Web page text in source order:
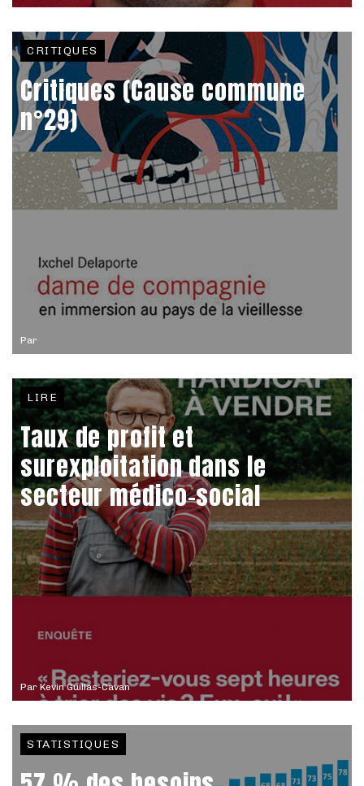
Par
CRITIQUES
Critiques (Cause commune
n°29)
Par Kevin Guillas-Cavan
LIRE
Taux de profit et
surexploitation dans le
secteur médico-social
STATISTIQUES